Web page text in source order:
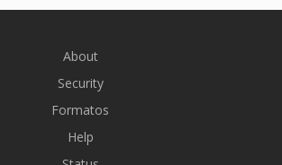
About
Security
Formatos
Help